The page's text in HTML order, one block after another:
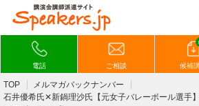
電話 ご相談 候補
TOP
メルマガバックナンバー
石井優希氏✕新鍋理沙氏【元女子バレーボール選手